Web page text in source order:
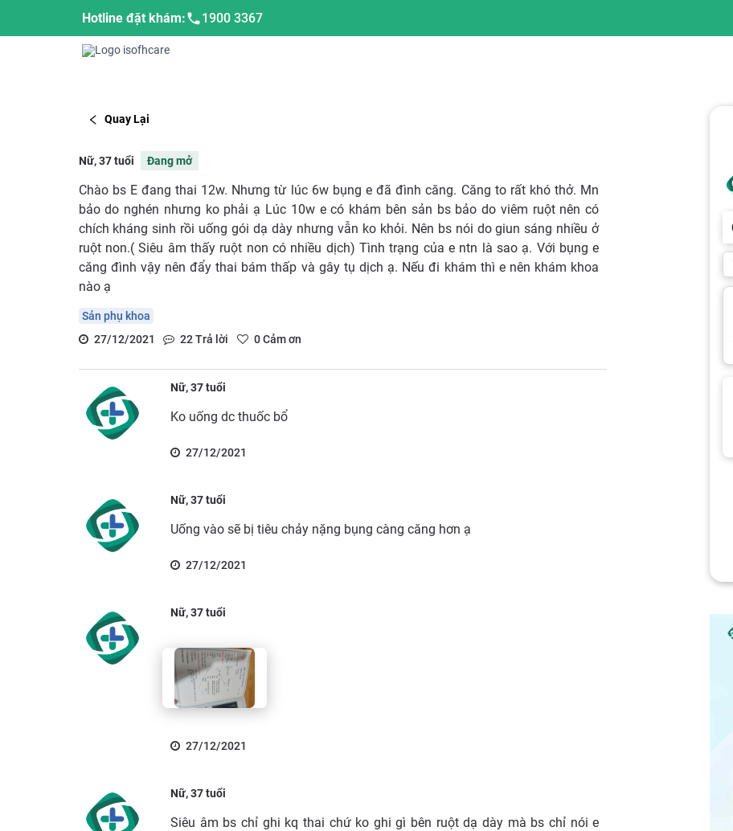
Hotline đặt khám: 1900 3367
Quay Lại
Nữ, 37 tuổi Đang mở
Chào bs E đang thai 12w. Nhưng từ lúc 6w bụng e đã đình căng. Căng to rất khó thở. Mn
bảo do nghén nhưng ko phải ạ Lúc 10w e có khám bên sản bs bảo do viêm ruột nên có
chích kháng sinh rồi uống gói dạ dày nhưng vẫn ko khỏi. Nên bs nói do giun sáng nhiều ở
ruột non.( Siêu âm thấy ruột non có nhiều dịch) Tình trạng của e ntn là sao ạ. Với bụng e
căng đình vậy nên đẩy thai bám thấp và gây tụ dịch ạ. Nếu đi khám thì e nên khám khoa
nào ạ
Sản phụ khoa
27/12/2021
22Trả lời 0Cảm ơn
Nữ, 37 tuổi
Ko uống dc thuốc bổ
27/12/2021
Nữ, 37 tuổi
Uống vào sẽ bị tiêu chảy nặng bụng càng căng hơn ạ
27/12/2021
Nữ, 37 tuổi
27/12/2021
Nữ, 37 tuổi
Siêu âm bs chỉ ghi kq thai chứ ko ghi gì bên ruột dạ dày mà bs chỉ nói e